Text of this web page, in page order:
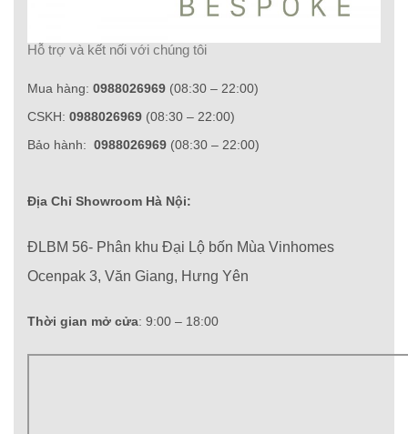
Hỗ trợ và kết nối với chúng tôi
Mua hàng: 0988026969 (08:30 – 22:00)
CSKH: 0988026969 (08:30 – 22:00)
Bảo hành: 0988026969 (08:30 – 22:00)
Địa Chỉ Showroom Hà Nội:
ĐLBM 56- Phân khu Đại Lộ bốn Mùa Vinhomes
Ocenpak 3, Văn Giang, Hưng Yên
Thời gian mở cửa: 9:00 – 18:00